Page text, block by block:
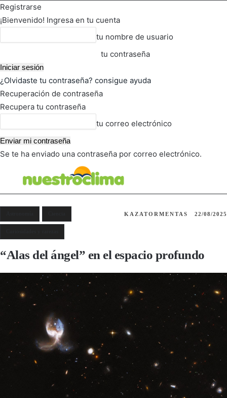
Registrarse
¡Bienvenido! Ingresa en tu cuenta
tu nombre de usuario
tu contraseña
¿Olvidaste tu contraseña? consigue ayuda
Recuperación de contraseña
Recupera tu contraseña
tu correo electrónico
Se te ha enviado una contraseña por correo electrónico.
KAZATORMENTAS 22/08/2025
“Alas del ángel” en el espacio profundo